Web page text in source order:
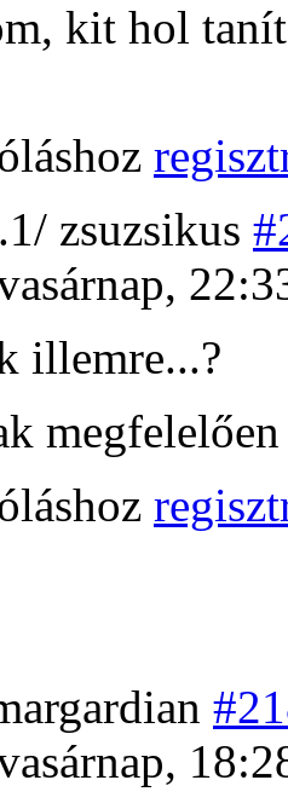
kit hol
zsuzsikus
illemre...?